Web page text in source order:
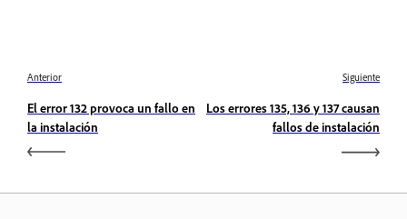
Anterior
El error 132 provoca un fallo en
la instalación
Siguiente
Los errores 135, 136 y 137 causan
fallos de instalación